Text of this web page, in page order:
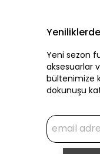
Yeni sezon
aksesuarlar
bültenimize
dokunuşu